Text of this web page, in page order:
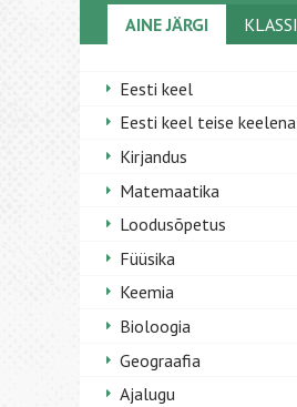
AINE JÄRGI
Eesti keel
Eesti keel teise keelena
Kirjandus
Matemaatika
Loodusõpetus
Füüsika
Keemia
Bioloogia
Geograafia
Ajalugu